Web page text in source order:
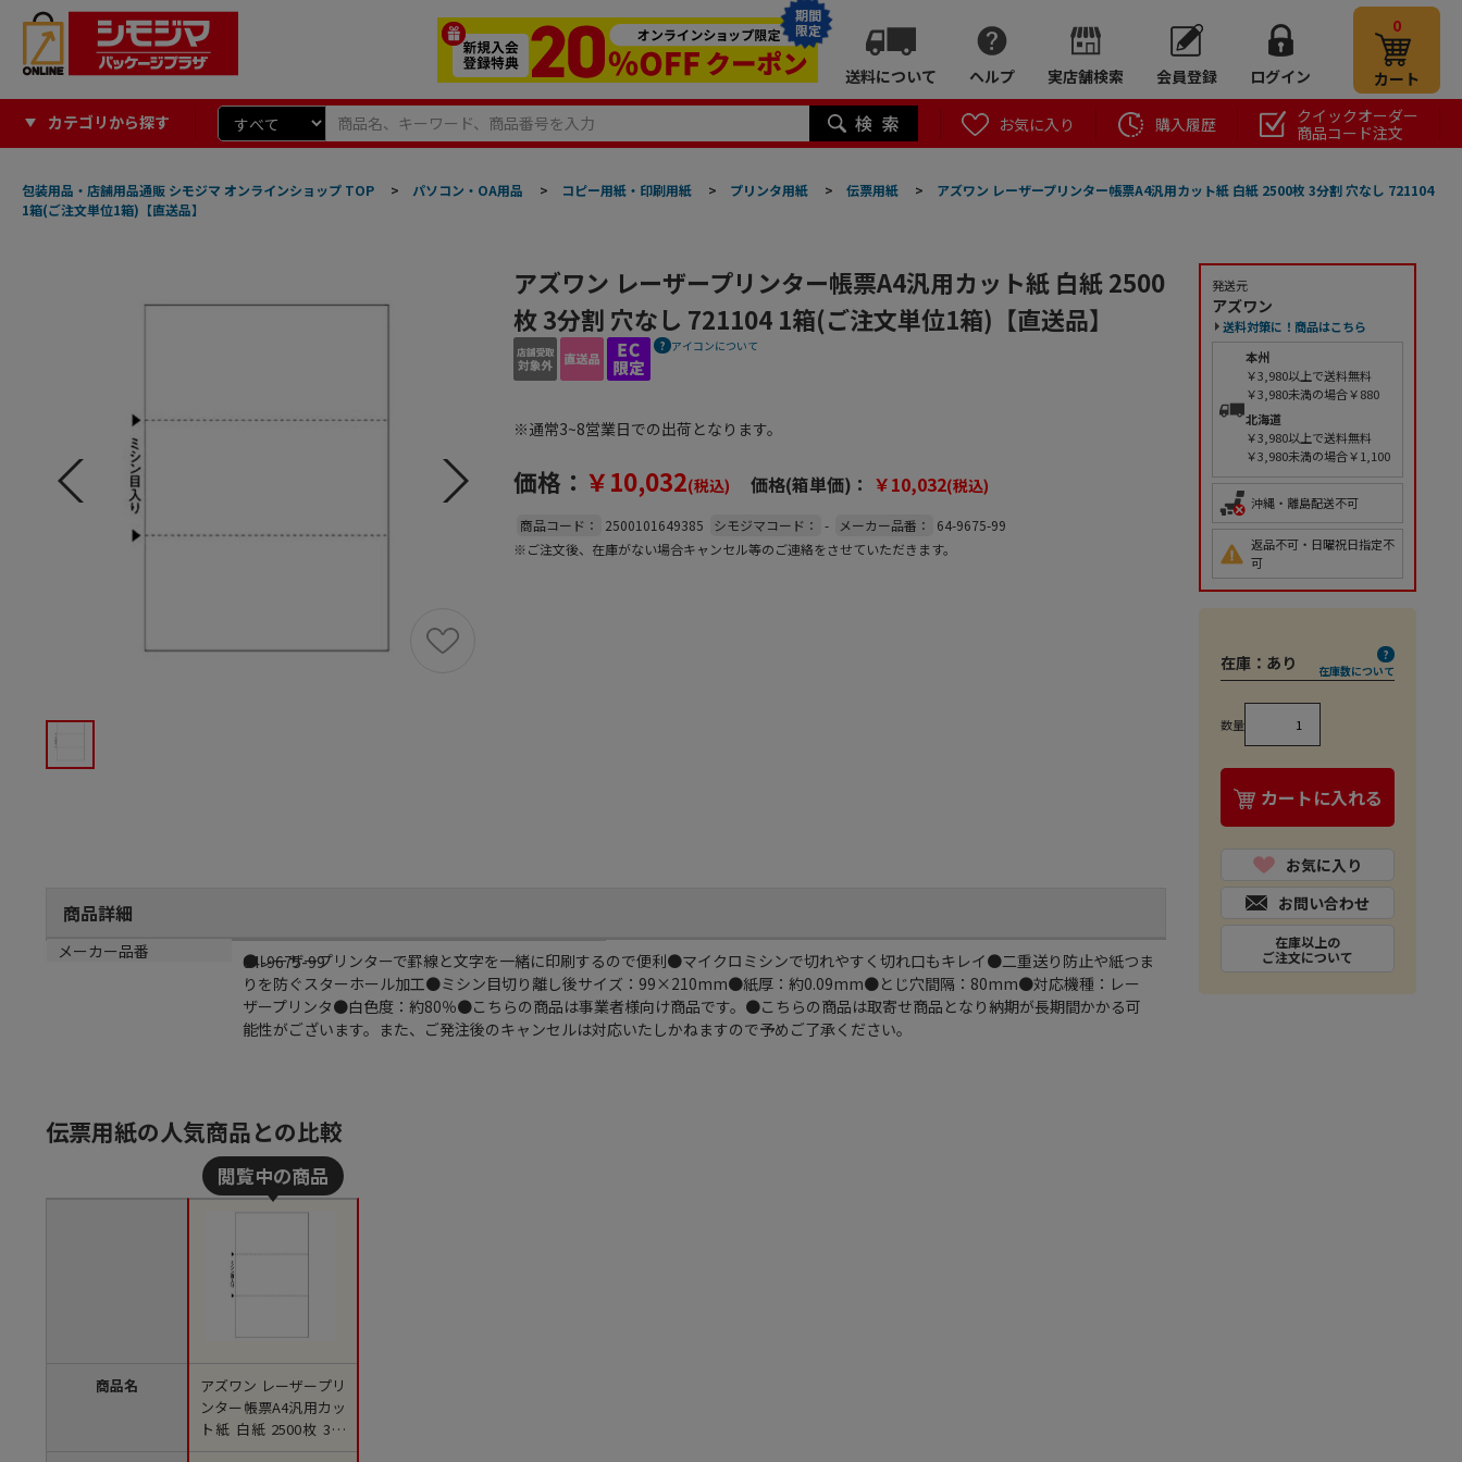
期間
限定
送料について ヘルプ 実店舗検索 会員登録 ログイン
0
カート
カテゴリから探す お気に入り 購入履歴
クイックオーダー
商品コード注文
包装用品・店舗用品通販 シモジマ オンラインショップ TOP > パソコン・OA用品 > コピー用紙・印刷用紙 > プリンタ用紙 > 伝票用紙 >
アズワン レーザープリンター帳票A4汎用カット紙 白紙 2500枚 3分割 穴なし 721104
1箱(ご注文単位1箱)【直送品】
アズワン レーザープリンター帳票A4汎用カット紙 白紙 2500
枚 3分割 穴なし 721104 1箱(ご注文単位1箱)【直送品】
アイコンについて
※通常3~8営業日での出荷となります。
価格： ￥10,032(税込) 価格(箱単価)： ￥10,032(税込)
商品コード： 2500101649385 シモジマコード： - メーカー品番：
64-9675-99
※ご注文後、在庫がない場合キャンセル等のご連絡をさせていただきます。
商品詳細
商品説明
●レーザープリンターで罫線と文字を一緒に印刷するので便利●マイクロミシンで切れやすく切れ口もキレイ●二重送り防止や紙つま
りを防ぐスターホール加工●ミシン目切り離し後サイズ：99×210mm●紙厚：約0.09mm●とじ穴間隔：80mm●対応機種：レー
ザープリンタ●白色度：約80％●こちらの商品は事業者様向け商品です。●こちらの商品は取寄せ商品となり納期が長期間かかる可
能性がございます。また、ご発注後のキャンセルは対応いたしかねますので予めご了承ください。
メーカー品番
64-9675-99
発送元
アズワン
送料対策に！商品はこちら
本州
￥3,980以上で送料無料
￥3,980未満の場合￥880
北海道
￥3,980以上で送料無料
￥3,980未満の場合￥1,100
沖縄・離島配送不可
返品不可・日曜祝日指定不
可
在庫： あり 在庫数について
数量
カートに入れる
お気に入り
お問い合わせ
在庫以上の
ご注文について
伝票用紙の人気商品との比較
商品名
アズワン レーザープリ
ンター帳票A4汎用カッ
ト紙 白紙 2500枚 3分
割 穴なし 721104 1箱